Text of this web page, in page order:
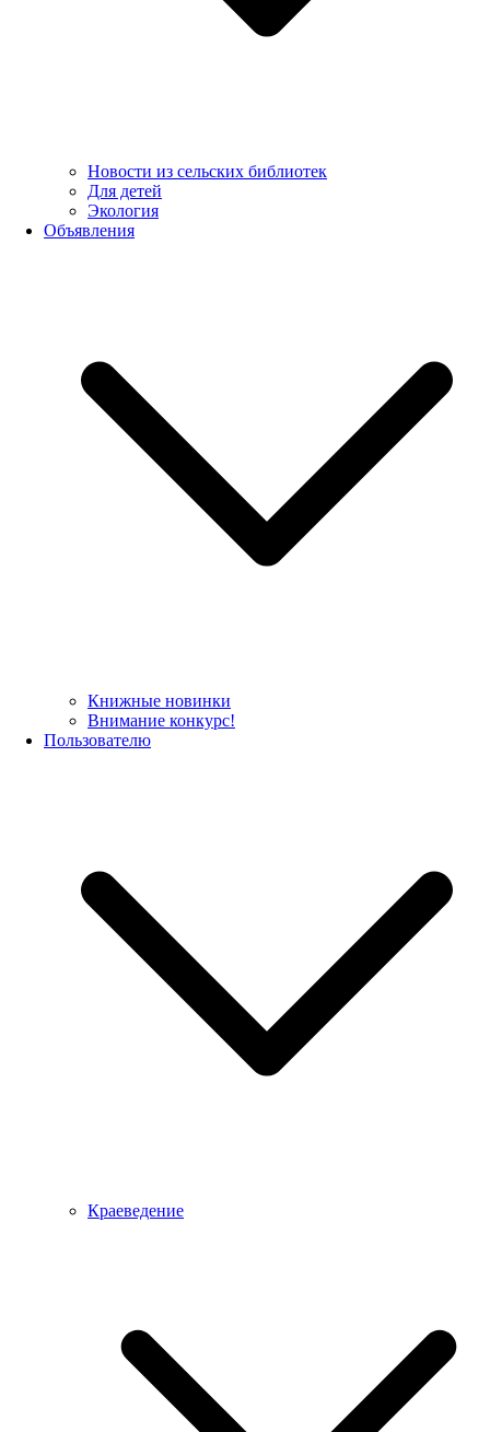
Новости из сельских библиотек
Для детей
Экология
Объявления
Книжные новинки
Внимание конкурс!
Пользователю
Краеведение